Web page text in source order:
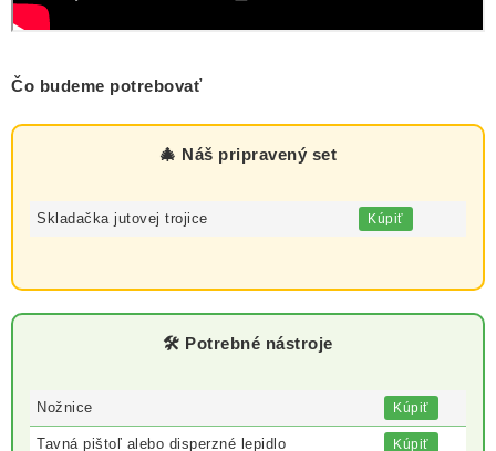
Čo budeme potrebovať
🎄 Náš pripravený set
Skladačka jutovej trojice Kúpiť
🛠️ Potrebné nástroje
Nožnice Kúpiť
Tavná pištoľ alebo disperzné lepidlo Kúpiť